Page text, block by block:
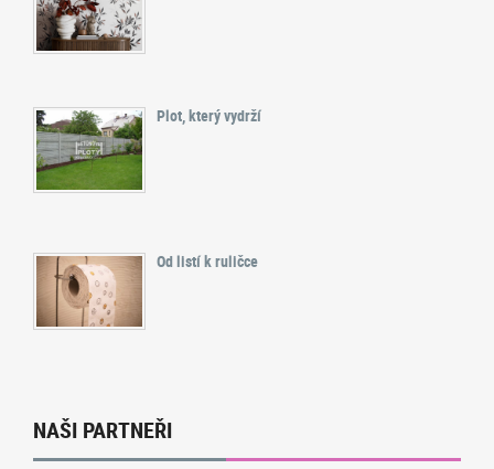
Plot, který vydrží
Od listí k ruličce
NAŠI PARTNEŘI